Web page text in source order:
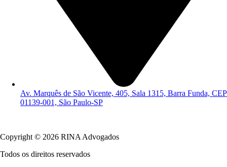
Av. Marquês de São Vicente, 405, Sala 1315, Barra Funda, CEP
01139-001, São Paulo-SP
Copyright © 2026 RINA Advogados
Todos os direitos reservados